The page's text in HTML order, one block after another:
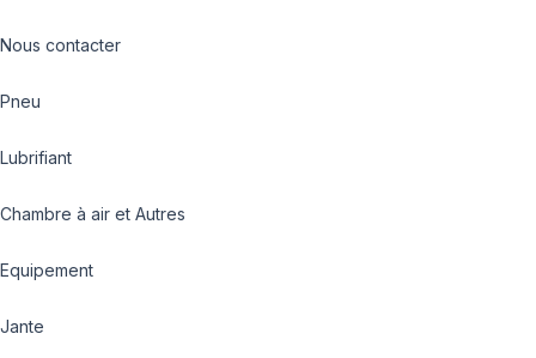
Nous contacter
Pneu
Lubrifiant
Chambre à air et Autres
Equipement
Jante